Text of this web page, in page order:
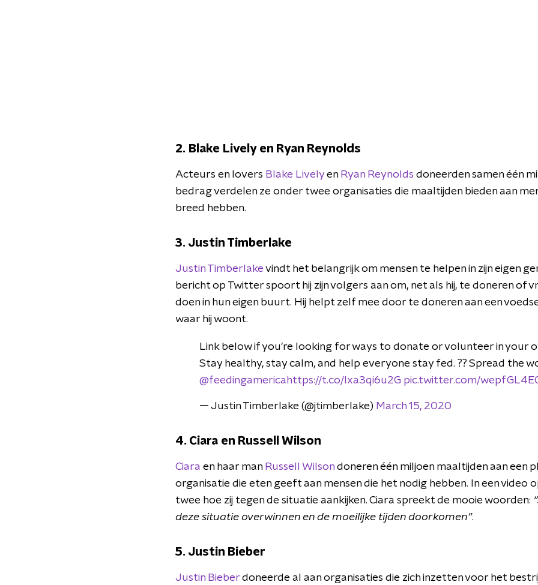
2. Blake Lively en Ryan Reynolds
Acteurs en lovers Blake Lively en Ryan Reynolds doneerden samen één
bedrag verdelen ze onder twee organisaties die maaltijden bieden aan
breed hebben.
3. Justin Timberlake
Justin Timberlakevindt het belangrijk om mensen te helpen in zijn eigen
bericht op Twitter spoort hij zijn volgers aan om, net als hij, te doneren of
doen in hun eigen buurt. Hij helpt zelf mee door te doneren aan een
waar hij woont.
Link below if you're looking for ways to donate or volunteer in your
Stay healthy, stay calm, and help everyone stay fed. ?? Spread the
@feedingamerica https://t.co/Ixa3qi6u2G pic.twitter.com/
— Justin Timberlake (@jtimberlake) March 15, 2020
4. Ciara en Russell Wilson
Ciara en haar man Russell Wilson doneren één miljoen maaltijden aan een
organisatie die eten geeft aan mensen die het nodig hebben. In een video
twee hoe zij tegen de situatie aankijken. Ciara spreekt de mooie woorden:
deze situatie overwinnen en de moeilijke tijden doorkomen”.
5. Justin Bieber
Justin Bieber doneerde al aan organisaties die zich inzetten voor het